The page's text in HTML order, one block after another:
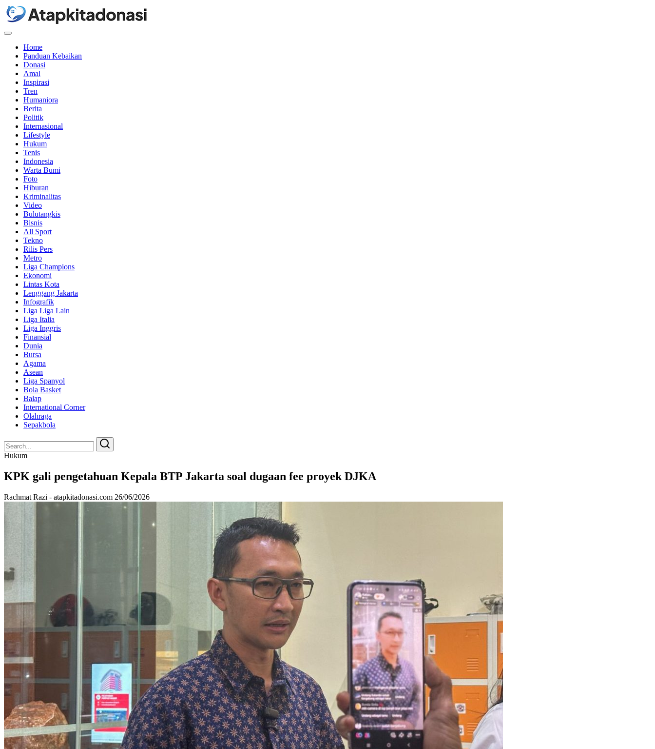
Menu
Home
Panduan Kebaikan
Donasi
Amal
Inspirasi
Tren
Humaniora
Berita
Politik
Internasional
Lifestyle
Hukum
Tenis
Indonesia
Warta Bumi
Foto
Hiburan
Kriminalitas
Video
Bulutangkis
Bisnis
All Sport
Tekno
Rilis Pers
Metro
Liga Champions
Ekonomi
Lintas Kota
Lenggang Jakarta
Infografik
Liga Liga Lain
Liga Italia
Liga Inggris
Finansial
Dunia
Bursa
Agama
Asean
Liga Spanyol
Bola Basket
Balap
International Corner
Olahraga
Sepakbola
Search
for:
Search
Hukum
KPK gali pengetahuan Kepala BTP Jakarta soal dugaan fee proyek DJKA
Rachmat Razi - atapkitadonasi.com 26/06/2026